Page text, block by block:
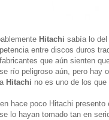
Hitachi sabía lo del
entre discos duros
que aún sienten
río peligroso aún, pero hay
Hitachi no es uno de los
hace poco Hitachi presento
lo hayan tomado tan en